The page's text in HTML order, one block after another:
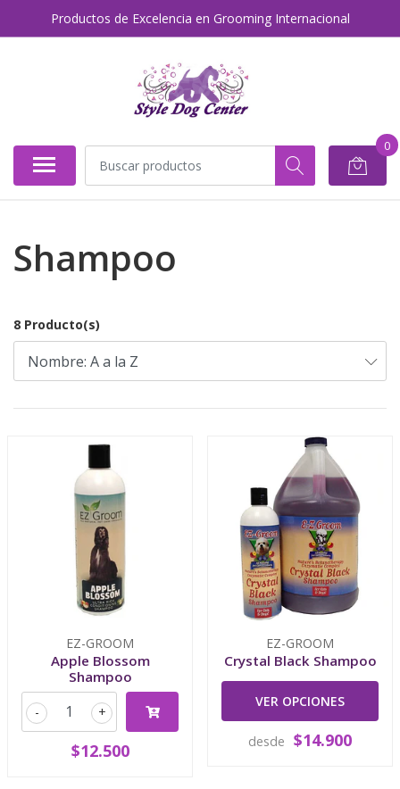
Productos de Excelencia en Grooming Internacional
0
Shampoo
8 Producto(s)
EZ-GROOM
Apple Blossom
Shampoo
+
-
$12.500
EZ-GROOM
Crystal Black Shampoo
VER OPCIONES
desde $14.900